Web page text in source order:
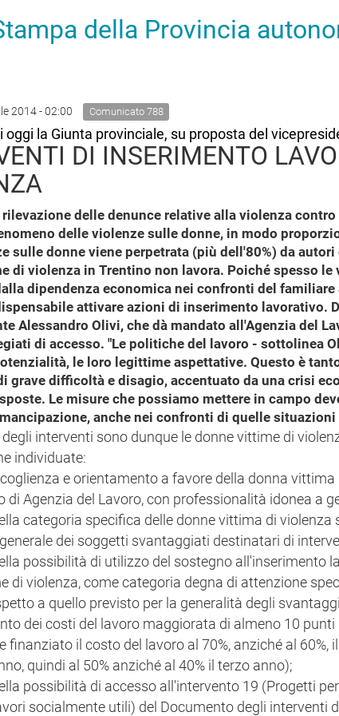
della Provincia
2014 - 02:00 Comunicato 788
oggi la Giunta provinciale, su proposta del
DI INSERIMENTO
delle denunce relative alla violenza
delle violenze sulle donne, in modo
sulle donne viene perpetrata (più dell'80%) da
di violenza in Trentino non lavora. Poiché spesso
dipendenza economica nei confronti del
attivare azioni di inserimento lavorativo.
Alessandro Olivi, che dà mandato all'Agenzia del
di accesso. "Le politiche del lavoro - sottolinea
le loro legittime aspettative. Questo è
grave difficoltà e disagio, accentuato da una crisi
Le misure che possiamo mettere in campo
anche nei confronti di quelle
interventi sono dunque le donne vittime di
individuate:
e orientamento a favore della donna
di Agenzia del Lavoro, con professionalità idonea a
categoria specifica delle donne vittima di
dei soggetti svantaggiati destinatari di
possibilità di utilizzo del sostegno all'inserimento
di violenza, come categoria degna di attenzione
a quello previsto per la generalità degli
dei costi del lavoro maggiorata di almeno 10
finanziato il costo del lavoro al 70%, anziché al 60%,
quindi al 50% anziché al 40% il terzo anno);
possibilità di accesso all'intervento 19 (Progetti
socialmente utili) del Documento degli interventi